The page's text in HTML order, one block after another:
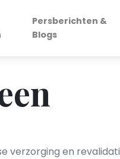
Persberichten &
Blogs
verzorging en